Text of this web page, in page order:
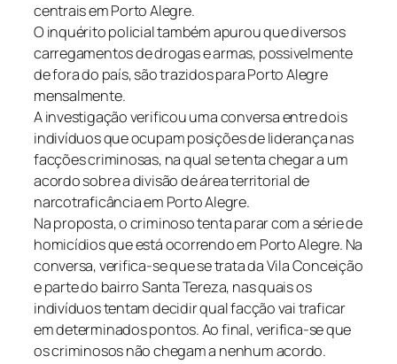
centrais em Porto Alegre.
O inquérito policial também apurou que diversos
carregamentos de drogas e armas, possivelmente
de fora do país, são trazidos para Porto Alegre
mensalmente.
A investigação verificou uma conversa entre dois
indivíduos que ocupam posições de liderança nas
facções criminosas, na qual se tenta chegar a um
acordo sobre a divisão de área territorial de
narcotraficância em Porto Alegre.
Na proposta, o criminoso tenta parar com a série de
homicídios que está ocorrendo em Porto Alegre. Na
conversa, verifica-se que se trata da Vila Conceição
e parte do bairro Santa Tereza, nas quais os
indivíduos tentam decidir qual facção vai traficar
em determinados pontos. Ao final, verifica-se que
os criminosos não chegam a nenhum acordo.